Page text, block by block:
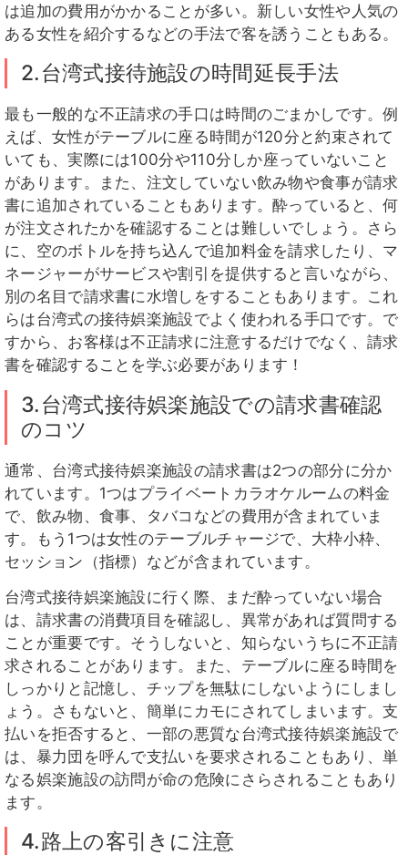
は追加の費用がかかることが多い。新しい女性や人気の
ある女性を紹介するなどの手法で客を誘うこともある。
2.台湾式接待施設の時間延長手法
最も一般的な不正請求の手口は時間のごまかしです。例
えば、女性がテーブルに座る時間が120分と約束されて
いても、実際には100分や110分しか座っていないこと
があります。また、注文していない飲み物や食事が請求
書に追加されていることもあります。酔っていると、何
が注文されたかを確認することは難しいでしょう。さら
に、空のボトルを持ち込んで追加料金を請求したり、マ
ネージャーがサービスや割引を提供すると言いながら、
別の名目で請求書に水増しをすることもあります。これ
らは台湾式の接待娯楽施設でよく使われる手口です。で
すから、お客様は不正請求に注意するだけでなく、請求
書を確認することを学ぶ必要があります！
3.台湾式接待娯楽施設での請求書確認
のコツ
通常、台湾式接待娯楽施設の請求書は2つの部分に分か
れています。1つはプライベートカラオケルームの料金
で、飲み物、食事、タバコなどの費用が含まれていま
す。もう1つは女性のテーブルチャージで、大枠小枠、
セッション（指標）などが含まれています。
台湾式接待娯楽施設に行く際、まだ酔っていない場合
は、請求書の消費項目を確認し、異常があれば質問する
ことが重要です。そうしないと、知らないうちに不正請
求されることがあります。また、テーブルに座る時間を
しっかりと記憶し、チップを無駄にしないようにしまし
ょう。さもないと、簡単にカモにされてしまいます。支
払いを拒否すると、一部の悪質な台湾式接待娯楽施設で
は、暴力団を呼んで支払いを要求されることもあり、単
なる娯楽施設の訪問が命の危険にさらされることもあり
ます。
4.路上の客引きに注意